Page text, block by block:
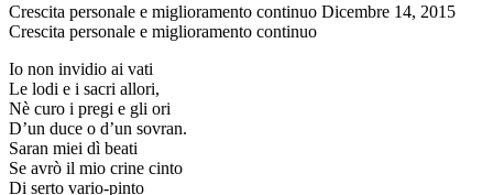
Crescita personale e miglioramento continuo Dicembre 14, 2015
Crescita personale e miglioramento continuo
Io non invidio ai vati
Le lodi e i sacri allori,
Nè curo i pregi e gli ori
D’un duce o d’un sovran.
Saran miei dì beati
Se avrò il mio crine cinto
Di serto vario-pinto